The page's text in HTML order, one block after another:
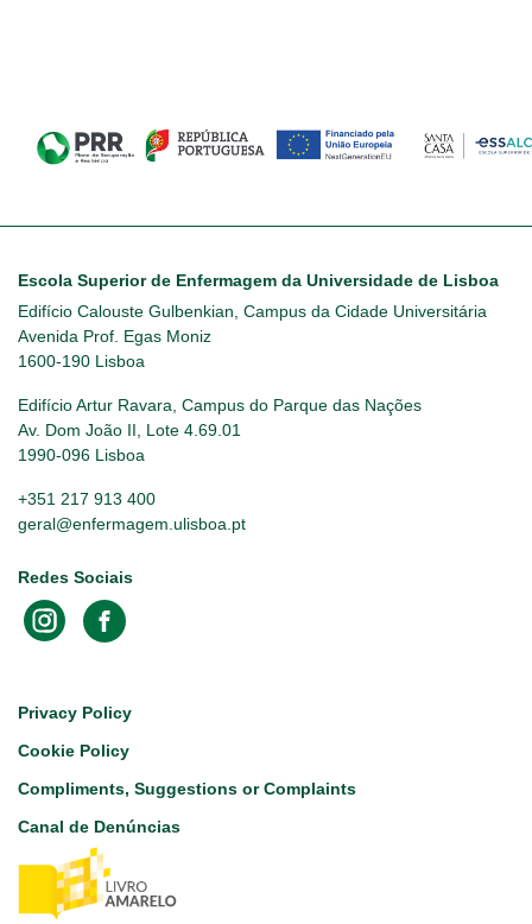
Escola Superior de Enfermagem da Universidade de Lisboa
Edifício Calouste Gulbenkian, Campus da Cidade Universitária
Avenida Prof. Egas Moniz
1600-190 Lisboa
Edifício Artur Ravara, Campus do Parque das Nações
Av. Dom João II, Lote 4.69.01
1990-096 Lisboa
+351 217 913 400
geral@enfermagem.ulisboa.pt
Redes Sociais
Footer
Privacy Policy
Cookie Policy
Compliments, Suggestions or Complaints
Canal de Denúncias